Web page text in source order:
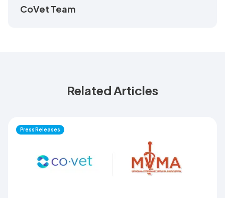
CoVet Team
Related Articles
Press Releases